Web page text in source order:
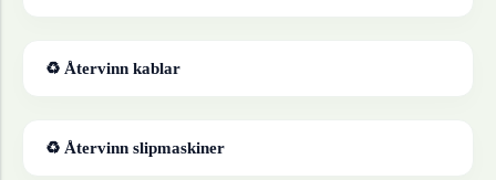
♻ Återvinn kablar
♻ Återvinn slipmaskiner